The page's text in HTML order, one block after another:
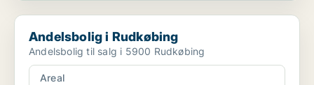
Andelsbolig i Rudkøbing
Andelsbolig i Rudkøbing
Andelsbolig til salg i 5900 Rudkøbing
Areal